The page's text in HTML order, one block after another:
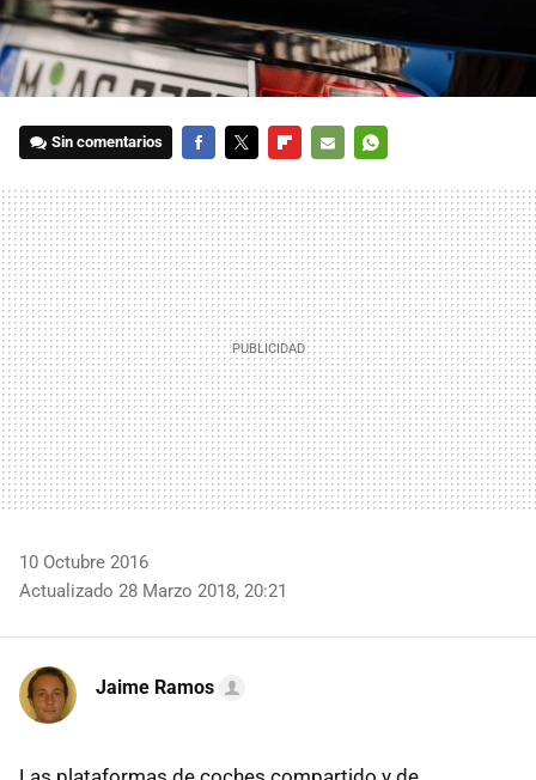
Sin comentarios
MAIL
10 Octubre 2016
Actualizado 28 Marzo 2018, 20:21
Jaime Ramos